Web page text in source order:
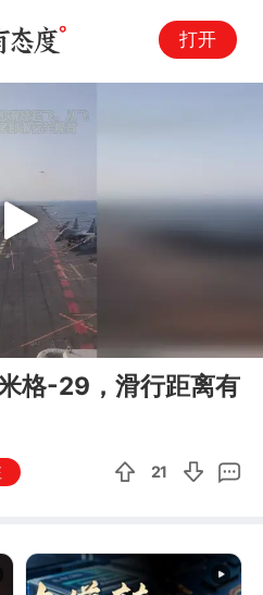
打开
Play
格-29，滑行距离有
21